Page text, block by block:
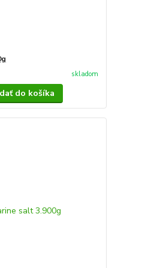
skladom
do košíka